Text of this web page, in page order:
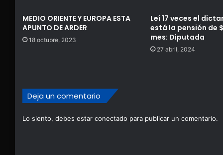
MEDIO ORIENTE Y EUROPA ESTA
APUNTO DE ARDER
18 octubre, 2023
Leí 17 veces el
está la pensión de
mes: Diputada
27 abril, 2024
Deja un comentario
Lo siento, debes estar conectado para publicar un comentario.